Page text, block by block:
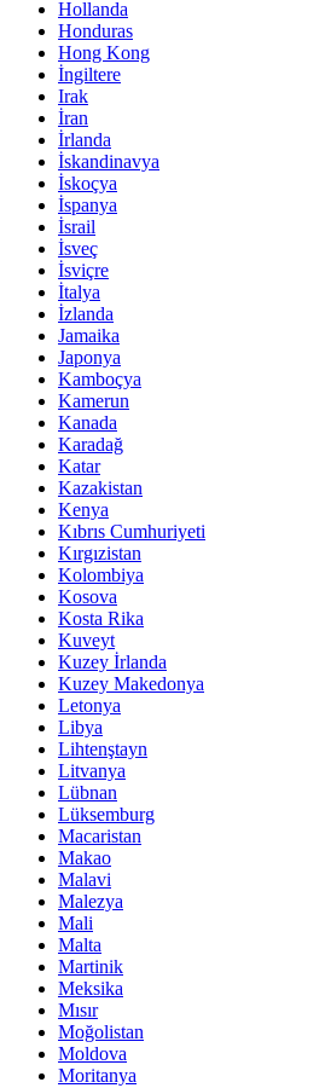
Hollanda
Honduras
Hong Kong
İngiltere
Irak
İran
İrlanda
İskandinavya
İskoçya
İspanya
İsrail
İsveç
İsviçre
İtalya
İzlanda
Jamaika
Japonya
Kamboçya
Kamerun
Kanada
Karadağ
Katar
Kazakistan
Kenya
Kıbrıs Cumhuriyeti
Kırgızistan
Kolombiya
Kosova
Kosta Rika
Kuveyt
Kuzey İrlanda
Kuzey Makedonya
Letonya
Libya
Lihtenştayn
Litvanya
Lübnan
Lüksemburg
Macaristan
Makao
Malavi
Malezya
Mali
Malta
Martinik
Meksika
Mısır
Moğolistan
Moldova
Moritanya